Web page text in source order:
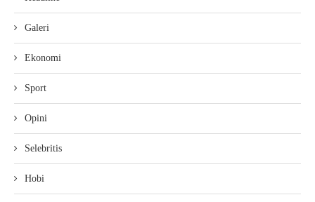
Galeri
Ekonomi
Sport
Opini
Selebritis
Hobi